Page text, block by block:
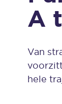
A
Van
hele